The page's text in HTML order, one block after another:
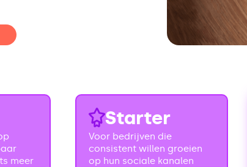
meer
Starter
Voor bedrijven die
consistent willen groeien
op hun sociale kanalen